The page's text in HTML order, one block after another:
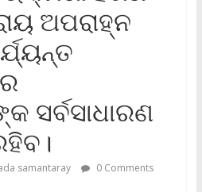
ଅପରାହ୍ନ
ସର୍ବସାଧାରଣ
samantaray 0 Comments